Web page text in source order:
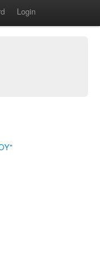
Login